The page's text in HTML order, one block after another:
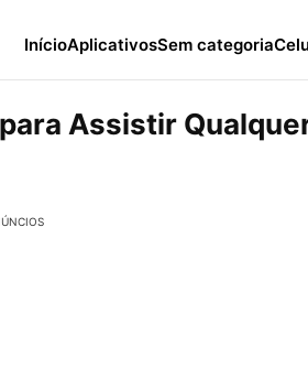
InícioAplicativosSem categoria
Assistir